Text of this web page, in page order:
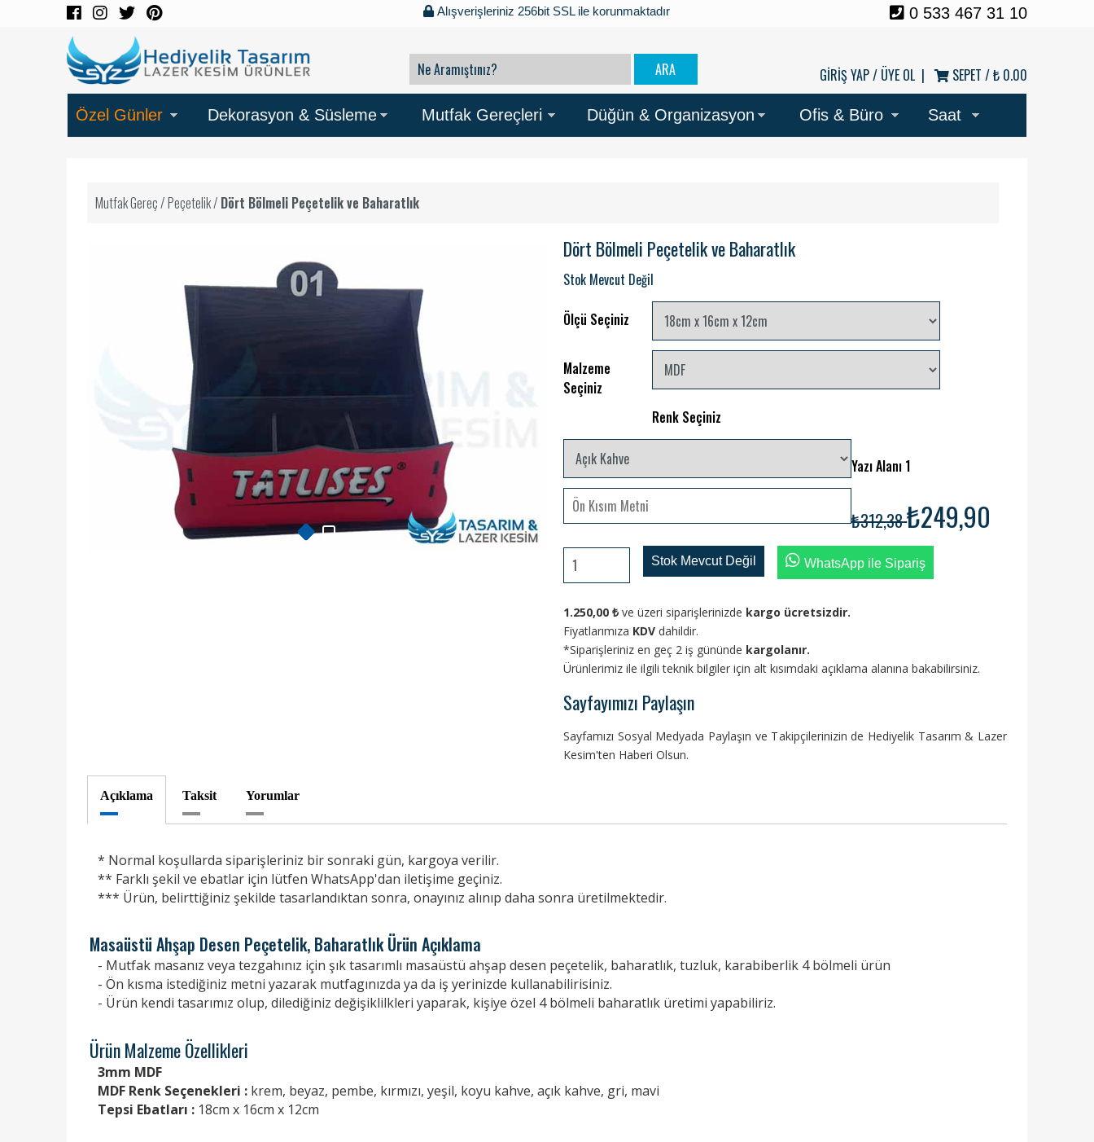
Alışverişleriniz 256bit SSL ile korunmaktadır 0 533 467 31 10
GİRİŞ YAP / ÜYE OL | SEPET /₺ 0.00
Özel Günler Dekorasyon & Süsleme Mutfak Gereçleri Düğün & Organizasyon Ofis & Büro Saat
Mutfak Gereç/Peçetelik/ Dört Bölmeli Peçetelik ve Baharatlık
Dört Bölmeli Peçetelik ve Baharatlık
Stok Mevcut Değil
Ölçü Seçiniz
Malzeme
Seçiniz
Renk Seçiniz
Yazı Alanı 1
₺312,38₺249,90
Stok Mevcut Değil WhatsApp ile Sipariş
1.250,00 ₺ ve üzeri siparişlerinizde kargo ücretsizdir.
Fiyatlarımıza KDV dahildir.
*Siparişleriniz en geç 2 iş gününde kargolanır.
Ürünlerimiz ile ilgili teknik bilgiler için alt kısımdaki açıklama alanına bakabilirsiniz.
Sayfayımızı Paylaşın
Sayfamızı Sosyal Medyada Paylaşın ve Takipçilerinizin de Hediyelik Tasarım & Lazer
Kesim'ten Haberi Olsun.
Açıklama Taksit Yorumlar
* Normal koşullarda siparişleriniz bir sonraki gün, kargoya verilir.
** Farklı şekil ve ebatlar için lütfen WhatsApp'dan iletişime geçiniz.
*** Ürün, belirttiğiniz şekilde tasarlandıktan sonra, onayınız alınıp daha sonra üretilmektedir.
Masaüstü Ahşap Desen Peçetelik, Baharatlık Ürün Açıklama
- Mutfak masanız veya tezgahınız için şık tasarımlı masaüstü ahşap desen peçetelik, baharatlık, tuzluk, karabiberlik 4 bölmeli ürün
- Ön kısma istediğiniz metni yazarak mutfagınızda ya da iş yerinizde kullanabilirisiniz.
- Ürün kendi tasarımız olup, dilediğiniz değişiklilkleri yaparak, kişiye özel 4 bölmeli baharatlık üretimi yapabiliriz.
Ürün Malzeme Özellikleri
3mm MDF
MDF Renk Seçenekleri : krem, beyaz, pembe, kırmızı, yeşil, koyu kahve, açık kahve, gri, mavi
Tepsi Ebatları : 18cm x 16cm x 12cm